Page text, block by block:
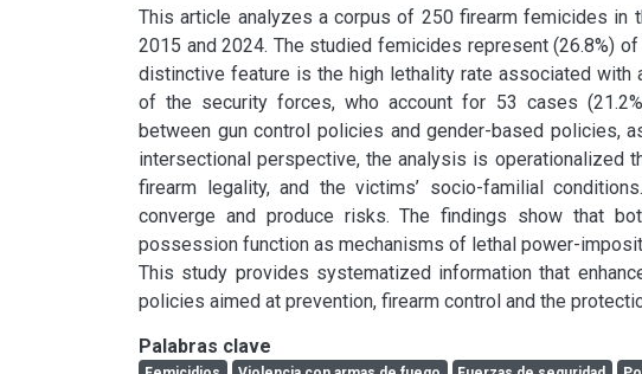
This article analyzes a corpus of 250 firearm femicides in
2015 and 2024. The studied femicides represent (26.8%)
distinctive feature is the high lethality rate associated
of the security forces, who account for 53 cases
between gun control policies and gender-based policies,
intersectional perspective, the analysis is operationalized
firearm legality, and the victims’ socio-familial
converge and produce risks. The findings show that
possession function as mechanisms of lethal power-
This study provides systematized information that
policies aimed at prevention, firearm control and the
Palabras clave